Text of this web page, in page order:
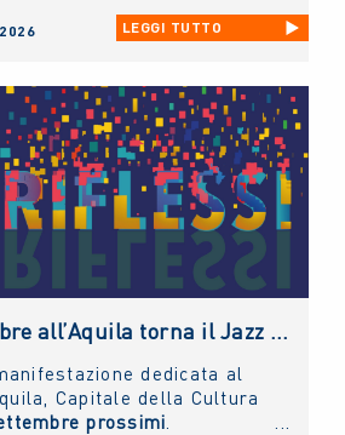
Antonella Caramia. Fino
eventi e incontri aperti
una masterclass sul
rivolta ai giovani artisti e
Andrea Miccichè.
LEGGI TUTTO
Il 5 e 6 settembre all’Aquila torna il Jazz Italiano per le Terre del Sisma: il NUOVO IMAIE c’è
dedicata al
Capitale della Cultura
prossimi